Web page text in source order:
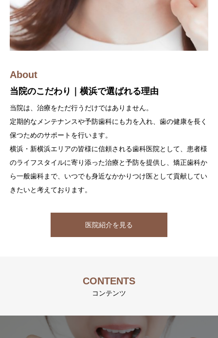
About
当院のこだわり｜横浜で選ばれる理由
当院は、治療をただ行うだけではありません。
定期的なメンテナンスや予防歯科にも力を入れ、歯の健康を長く
保つためのサポートを行います。
横浜・新横浜エリアの皆様に信頼される歯科医院として、患者様
のライフスタイルに寄り添った治療と予防を提供し、矯正歯科か
ら一般歯科まで、いつでも身近なかかりつけ医として貢献してい
きたいと考えております。
医院紹介を見る
Mouthpiece
矯正治療は、見た目の改善だけでなく、口腔の健康を守るために
当院では、マウスピース矯正・部分矯正・全顎矯正・小児矯正ま
で幅広く対応しており、専門スタッフが丁寧にカウンセリングを
行い、安心して治療を受けていただける環境を整えております。
「矯正は費用が高い」と思われている方も、まずはお気軽にご相
談ください。
患者様一人ひとりに合ったプランで、無理のない矯正治療をご提
案します。
横浜の矯正歯科治療を見る
Doctor
院長挨拶
当院のホームページにお越しいただきありがとうございます。
私たちは、患者様一人ひとりに丁寧な診療を心がけ、安心して治
療を受けていただける環境を整えています。
お口の健康は全身の健康にも大きく影響します。
歯が痛い、歯並びが気になる、ホワイトニングに興味があるな
院長紹介を見る
CONTENTS
コンテンツ